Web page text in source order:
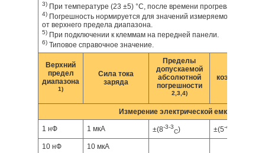
3) При температуре (23 ±5) °C, после времени прогрева 30 минут.
4) Погрешность нормируется для значений измеряемой силы
от верхнего предела диапазона.
5) При подключении к клеммам на передней панели.
6) Типовое справочное значение.
Верхний
предел
диапазона
1)
Сила тока
заряда
Пределы
допускаемой
абсолютной
погрешности
2,3,4)
коэффициент
Измерение электрической емкости
1 нФ 1 мкА ±(8-3-3
C) ±(5-4
10 нФ 10 мкА